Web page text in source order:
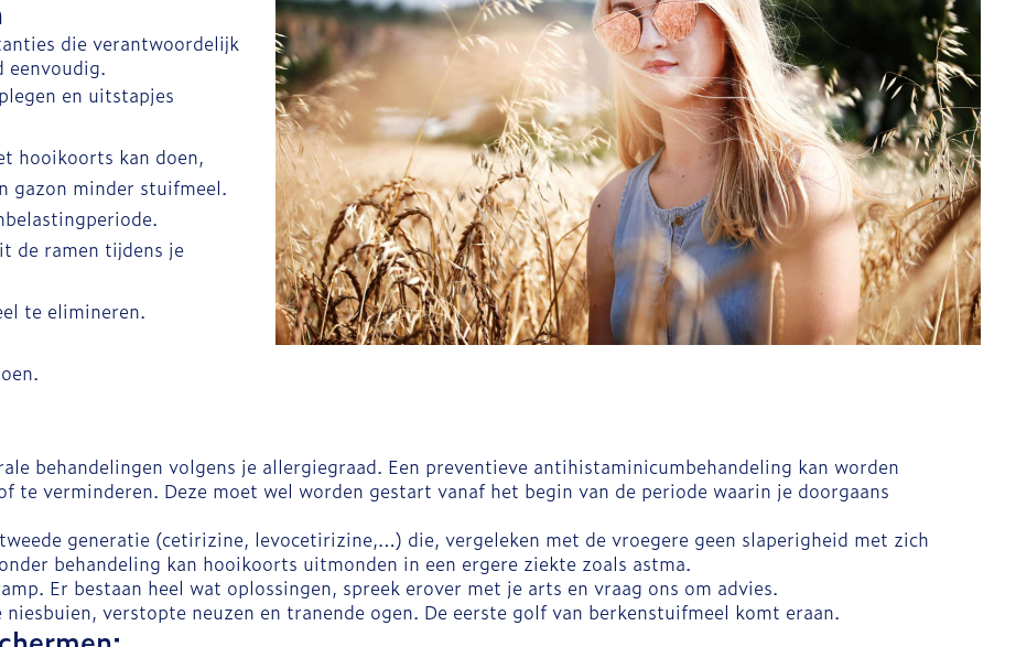
die verantwoordelijk
en uitstapjes
hooikoorts kan doen,
gazon minder stuifmeel.
de ramen tijdens je
te elimineren.
behandelingen volgens je allergiegraad. Een preventieve antihistaminicumbehandeling kan worden
te verminderen. Deze moet wel worden gestart vanaf het begin van de periode waarin je doorgaans
generatie (cetirizine, levocetirizine,…) die, vergeleken met de vroegere geen slaperigheid met zich
behandeling kan hooikoorts uitmonden in een ergere ziekte zoals astma.
Er bestaan heel wat oplossingen, spreek erover met je arts en vraag ons om advies.
verstopte neuzen en tranende ogen. De eerste golf van berkenstuifmeel komt eraan.